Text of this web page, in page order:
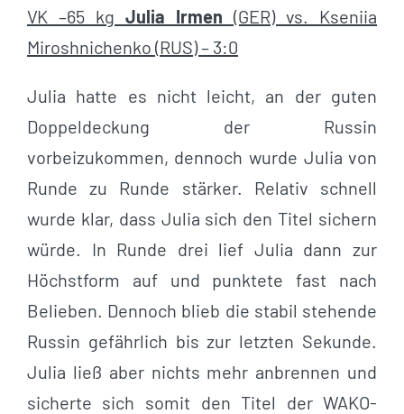
VK –65 kg Julia Irmen (GER) vs. Kseniia
Miroshnichenko (RUS) – 3:0
Julia hatte es nicht leicht, an der guten
Doppeldeckung der Russin
vorbeizukommen, dennoch wurde Julia von
Runde zu Runde stärker. Relativ schnell
wurde klar, dass Julia sich den Titel sichern
würde. In Runde drei lief Julia dann zur
Höchstform auf und punktete fast nach
Belieben. Dennoch blieb die stabil stehende
Russin gefährlich bis zur letzten Sekunde.
Julia ließ aber nichts mehr anbrennen und
sicherte sich somit den Titel der WAKO-